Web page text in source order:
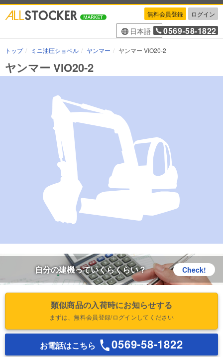
無料会員登録 ログイン
日本語 0569-58-1822
トップ ミニ油圧ショベル ヤンマー ヤンマー VIO20-2
ヤンマー VIO20-2
自分の建機っていくらくらい？ Check!
類似商品の入荷時にお知らせする
まずは、無料会員登録/ログインしてください
お電話はこちら 0569-58-1822